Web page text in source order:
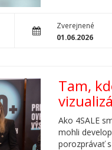
Zverejnené
01.06.2026
Tam,
Ako 4SALE
mohli
porozprávať